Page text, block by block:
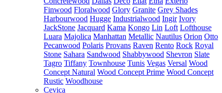
Finwood Floralwood Glory Granite Grey Shades
Harbourwood Hugge Industrialwood Ingir Ivory
JackStone Jacquard Kama Kongo Lin Loft Lofthouse
Luara Majolica Manhattan Metallic Nautilus Orion Otto
Pecanwood Polaris Provans Raven Rento Rock Royal
Stone Sahara Sandwood Shabbywood Shevron Slate
Tagro Tiffany Townhouse Tunis Vegas Versal Wood
Concept Natural Wood Concept Prime Wood Concept
Rustic Woodhouse
Cevica